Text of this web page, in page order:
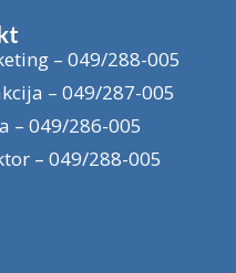
– 049/288-005
– 049/287-005
– 049/286-005
– 049/288-005